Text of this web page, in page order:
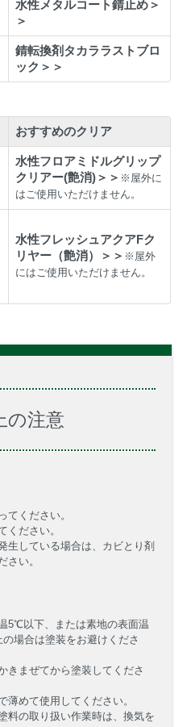
水性メタルコート錆止め＞
＞
錆転換剤タカララストブロ
ック＞＞
おすすめのクリア
水性フロアミドルグリップ
クリアー(艶消)＞＞ ※屋外に
はご使用いただけません。
水性フレッシュアクアFク
リヤー（艶消）＞＞ ※屋外
にはご使用いただけません。
の注意
てください。
ください。
生している場合は、カビとり剤
さい。
5℃以下、または素地の表面温
場合は塗装をお避けくださ
きまぜてから塗装してくださ
薄めて使用してください。
料の取り扱い作業時は、換気を